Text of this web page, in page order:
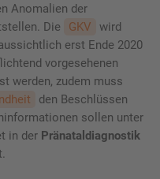
Anomalien der
Die
GKV
wird
erst Ende 2020
vorgesehenen
werden, zudem muss
den Beschlüssen
sollen unter
in der Pränataldiagnostik